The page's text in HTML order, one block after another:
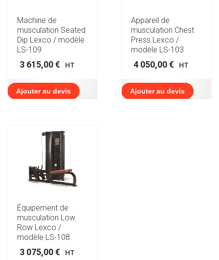
Machine de
musculation Seated
Dip Lexco / modèle
LS-109
3 615,00€ HT
Ajouter au devis
Appareil de
musculation Chest
Press Lexco /
modèle LS-103
4 050,00€ HT
Ajouter au devis
Équipement de
musculation Low
Row Lexco /
modèle LS-108
3 075,00€ HT